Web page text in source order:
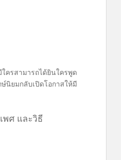
ครสามารถได้ยินใครพูด
นิยมกลับเปิดโอกาสให้มี
พศ และวิธี